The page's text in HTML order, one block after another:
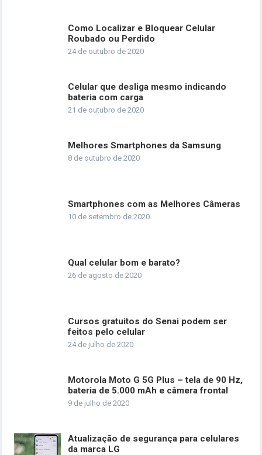
Como Localizar e Bloquear Celular
Roubado ou Perdido
24 de outubro de 2020
Celular que desliga mesmo indicando
bateria com carga
21 de outubro de 2020
Melhores Smartphones da Samsung
8 de outubro de 2020
Smartphones com as Melhores Câmeras
10 de setembro de 2020
Qual celular bom e barato?
26 de agosto de 2020
Cursos gratuitos do Senai podem ser
feitos pelo celular
24 de julho de 2020
Motorola Moto G 5G Plus – tela de 90 Hz,
bateria de 5.000 mAh e câmera frontal
9 de julho de 2020
Atualização de segurança para celulares
da marca LG